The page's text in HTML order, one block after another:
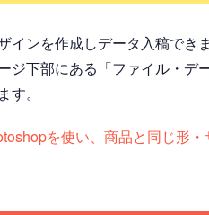
インを作成しデータ入稿で
ジ下部にある「ファイル・
。
を使い、商品と同じ形